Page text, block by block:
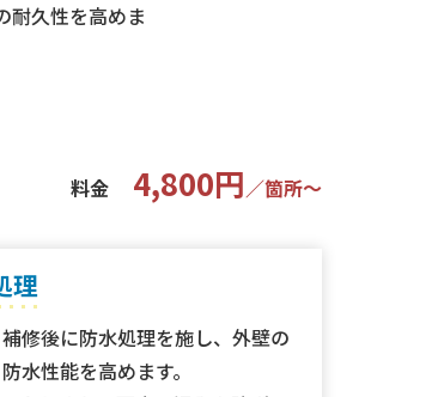
耐久性を高めま
料金 4,800円∕箇所〜
理
補修後に防水処理を施し、外壁の
防水性能を高めます。